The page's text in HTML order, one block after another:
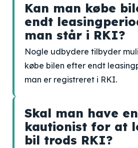
Kan man købe
endt
man står i RKI?
Nogle udbydere tilbyder
købe bilen efter endt
man er registreret i RKI.
Skal man have en
kautionist for at
bil trods RKI?